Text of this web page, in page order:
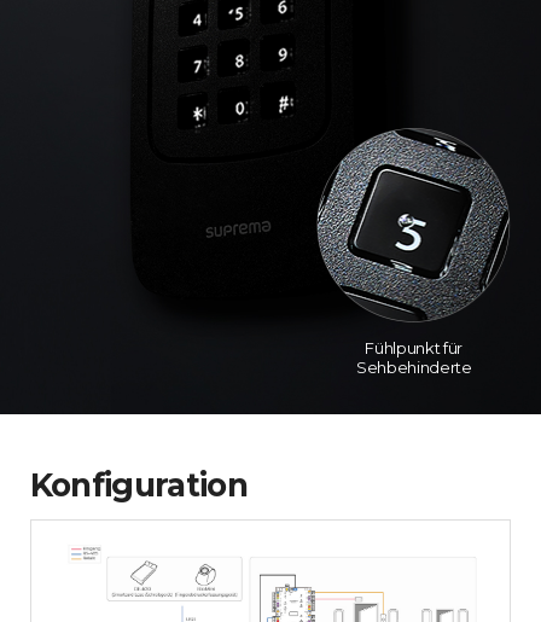
Fühlpunkt für
Sehbehinderte
Konfiguration